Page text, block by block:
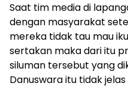
Saat tim media di
dengan masyarakat
mereka tidak tau mau
sertakan maka dari itu
siluman tersebut yang
Danuswara itu tidak